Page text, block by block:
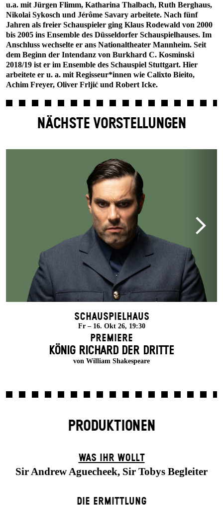
u.a. mit Jürgen Flimm, Katharina Thalbach, Ruth Berghaus,
Nikolai Sykosch und Jérôme Savary arbeitete. Nach fünf
Jahren als freier Schauspieler ging Klaus Rodewald von 2000
bis 2005 ins Ensemble des Düsseldorfer Schauspielhauses. Im
Anschluss wechselte er ans Nationaltheater Mannheim. Seit
dem Beginn der Intendanz von Burkhard C. Kosminski
2018/19 ist er im Ensemble des Schauspiel Stuttgart. Hier
arbeitete er u. a. mit Regisseur*innen wie Calixto Bieito,
Achim Freyer, Oliver Frljić und Robert Icke.
NÄCHSTE VORSTELLUNGEN
Schauspielhaus
Fr – 16. Okt 26, 19:30
Premiere
KÖNIG RICHARD DER DRITTE
von William Shakespeare
PRODUKTIONEN
WAS IHR WOLLT
Sir Andrew Aguecheek, Sir Tobys Begleiter
DIE ERMITTLUNG